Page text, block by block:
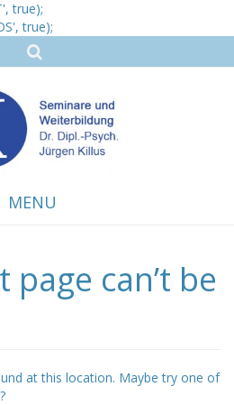
true);
true);
MENU
page can’t be
at this location. Maybe try one of